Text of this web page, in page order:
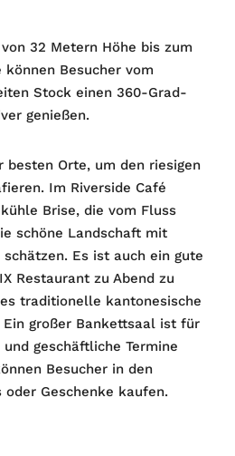
32 Metern Höhe bis zum
können Besucher vom
Stock einen 360-Grad-
genießen.
besten Orte, um den riesigen
Im Riverside Café
Brise, die vom Fluss
schöne Landschaft mit
Es ist auch ein gute
Restaurant zu Abend zu
traditionelle kantonesische
großer Bankettsaal ist für
geschäftliche Termine
Besucher in den
oder Geschenke kaufen.